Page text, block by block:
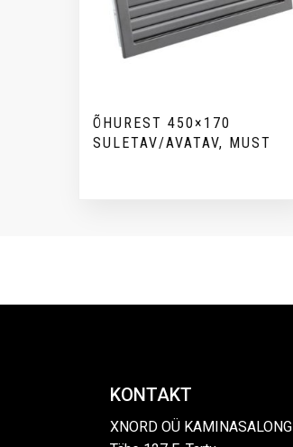
ÕHUREST 450×170
SULETAV/AVATAV, MUST
KONTAKT
XNORD OÜ KAMINASALONG